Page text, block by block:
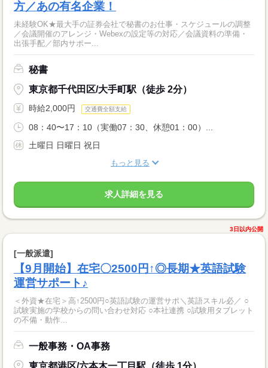
方／あの有名企業！
未経験OK★最大手の証券会社で秘書のお仕事・スケジュールの調整
／会議開催のアレンジ・Webexの設定等の対応／会議資料の準備・
出張手配／部内サポー...
秘書
東京都千代田区/大手町駅（徒歩 2分）
時給2,000円 交通費全額支給
08：40〜17：10（実働07：30、休憩01：00）...
土曜日 日曜日 祝日
もっと見る
求人詳細を見る
3日以内公開
[一般派遣]
【9月開始】在宅〇2500円↑◎長期★英語試験
運営サポート♪
＜外資★在宅＞高↑2500円○英語試験の運営サポ＼英語スキル必／ ○
試験実施の学校からの問い合わせ対応 ○本社連携 ○試験用タブレット
の不備・動作...
一般事務・OA事務
東京都港区/六本木一丁目駅（徒歩 1分）